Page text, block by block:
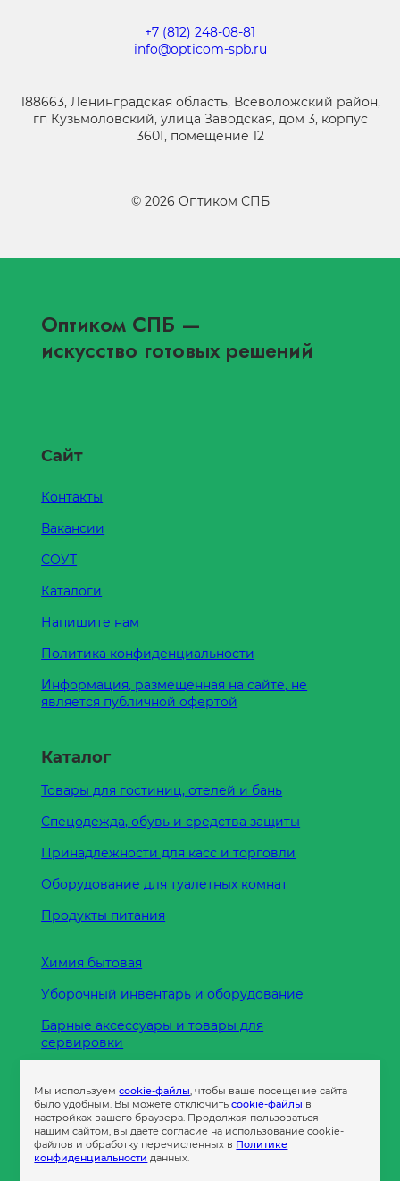
+7 (812) 248-08-81
info@opticom-spb.ru
188663, Ленинградская область, Всеволожский район,
гп Кузьмоловский, улица Заводская, дом 3, корпус
360Г, помещение 12
© 2026 Оптиком СПБ
Оптиком СПБ —
искусство готовых решений
Сайт
Контакты
Вакансии
СОУТ
Каталоги
Напишите нам
Политика конфиденциальности
Информация, размещенная на сайте, не
является публичной офертой
Каталог
Товары для гостиниц, отелей и бань
Спецодежда, обувь и средства защиты
Принадлежности для касс и торговли
Оборудование для туалетных комнат
Продукты питания
Химия бытовая
Уборочный инвентарь и оборудование
Барные аксессуары и товары для
сервировки
Пленка
Пакеты и сумки
Мы используемcookie-файлы, чтобы ваше посещение сайта
было удобным. Вы можете отключитьcookie-файлы в
настройках вашего браузера. Продолжая пользоваться
нашим сайтом, вы даете согласие на использование cookie-
файлов и обработку перечисленных в Политике
конфиденциальности данных.